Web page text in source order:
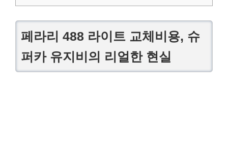
페라리 488 라이트 교체비용, 슈
퍼카 유지비의 리얼한 현실